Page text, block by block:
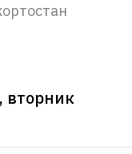
вторник